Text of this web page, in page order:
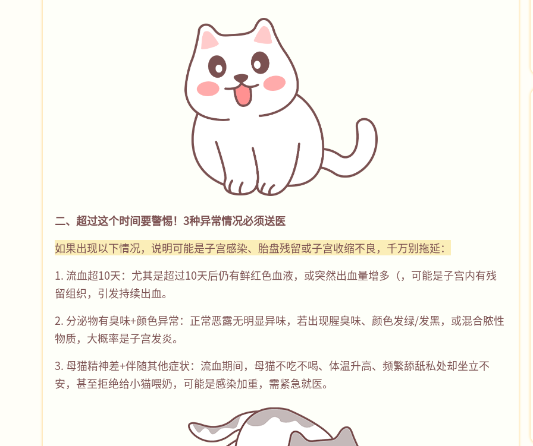
二、超过这个时间要警惕！3种异常情况必须送医
如果出现以下情况，说明可能是子宫感染、胎盘残留或子宫收缩不良，千万别拖延：
1. 流血超10天：尤其是超过10天后仍有鲜红色血液，或突然出血量增多（，可能是子宫内有残
留组织，引发持续出血。
2. 分泌物有臭味+颜色异常：正常恶露无明显异味，若出现腥臭味、颜色发绿/发黑，或混合脓性
物质，大概率是子宫发炎。
3. 母猫精神差+伴随其他症状：流血期间，母猫不吃不喝、体温升高、频繁舔舐私处却坐立不
安，甚至拒绝给小猫喂奶，可能是感染加重，需紧急就医。